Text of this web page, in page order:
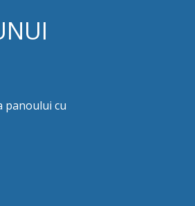
panoului cu